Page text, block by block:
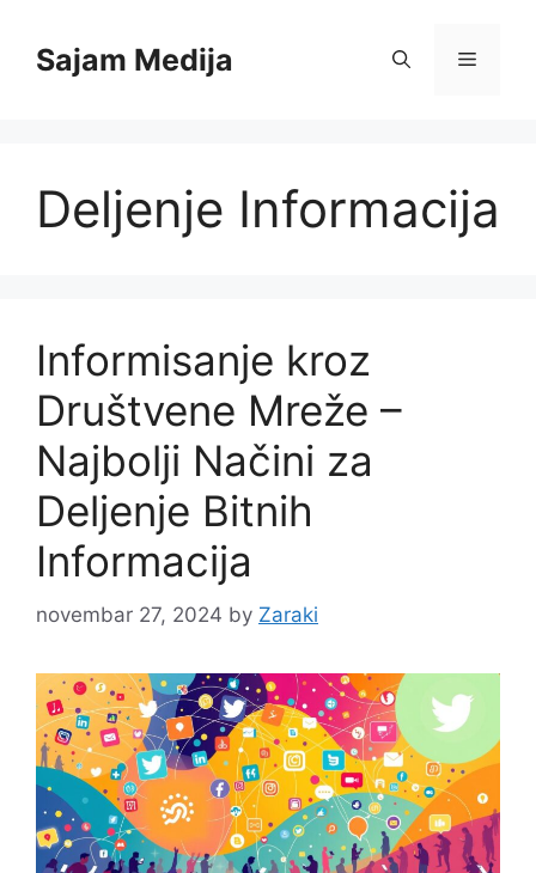
contentSajam Medija Menu
Deljenje Informacija
Informisanje kroz
Društvene Mreže –
Najbolji Načini za
Deljenje Bitnih
Informacija
novembar 27, 2024 by Zaraki